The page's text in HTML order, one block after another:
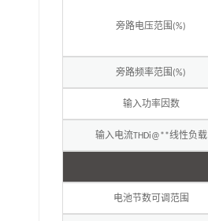
旁路电压范围 (%)
旁路频率范围 (%)
输入功率因数
输入电流THDi@**线性负载
电池节数可调范围